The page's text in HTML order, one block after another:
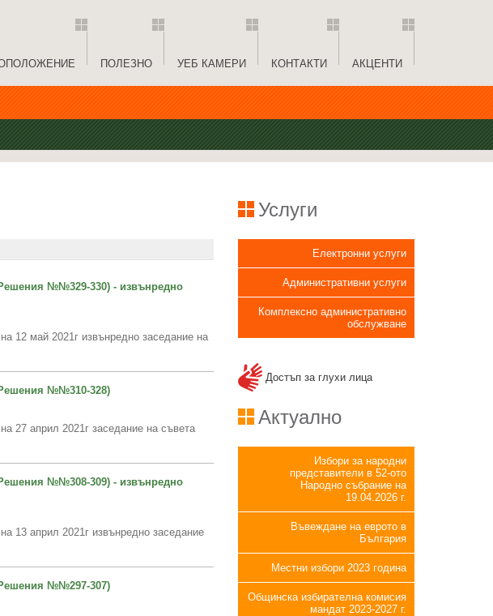
ПОЛЕЗНО УЕБ КАМЕРИ КОНТАКТИ АКЦЕНТИ
№№329-330) - извънредно
12 май 2021г извънредно заседание на
№№310-328)
27 април 2021г заседание на съвета
№№308-309) - извънредно
13 април 2021г извънредно заседание
№№297-307)
Услуги
Електронни услуги
Административни услуги
Комплексно административно
обслужване
Достъп за глухи лица
Актуално
Избори за народни
представители в 52-ото
Народно събрание на
19.04.2026 г.
Въвеждане на еврото в
България
Местни избори 2023 година
Общинска избирателна комисия
мандат 2023-2027 г.